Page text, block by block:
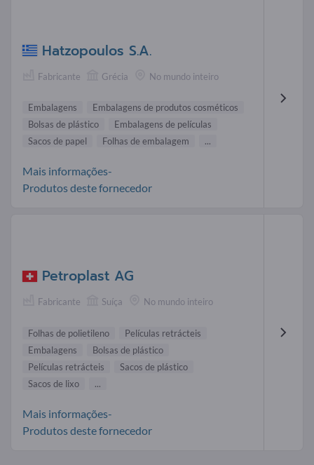
Hatzopoulos S.A.
Fabricante Grécia No mundo inteiro
Embalagens
Embalagens de produtos cosméticos
Bolsas de plástico
Embalagens de películas
Sacos de papel
Folhas de embalagem ...
Mais informações-
Produtos deste fornecedor
Petroplast AG
Fabricante Suíça No mundo inteiro
Folhas de polietileno
Películas retrácteis
Embalagens
Bolsas de plástico
Películas retrácteis
Sacos de plástico
Sacos de lixo
...
Mais informações-
Produtos deste fornecedor